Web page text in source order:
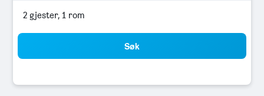
2 gjester, 1 rom
Søk